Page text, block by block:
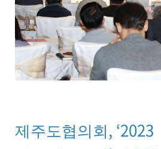
제주도협의회 , ‘2023